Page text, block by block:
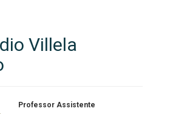
Villela
Professor Assistente